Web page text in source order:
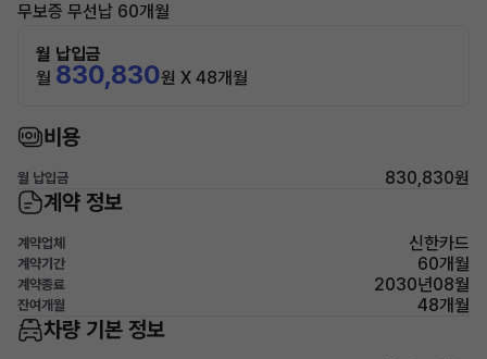
무보증 무선납 60개월
월 납입금
월 830,830원 X 48개월
비용
월 납입금 830,830원
계약 정보
계약업체 신한카드
계약기간 60개월
계약종료 2030년08월
잔여개월 48개월
차량 기본 정보